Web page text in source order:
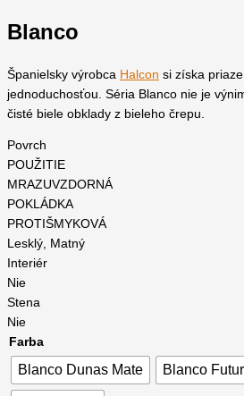
Blanco
Španielsky výrobca Halcon si získa
jednoduchosťou. Séria Blanco nie je
čisté biele obklady z bieleho črepu.
Povrch
POUŽITIE
MRAZUVZDORNÁ
POKLÁDKA
PROTIŠMYKOVÁ
Lesklý, Matný
Interiér
Nie
Stena
Nie
Farba
Blanco Dunas Mate Blanco